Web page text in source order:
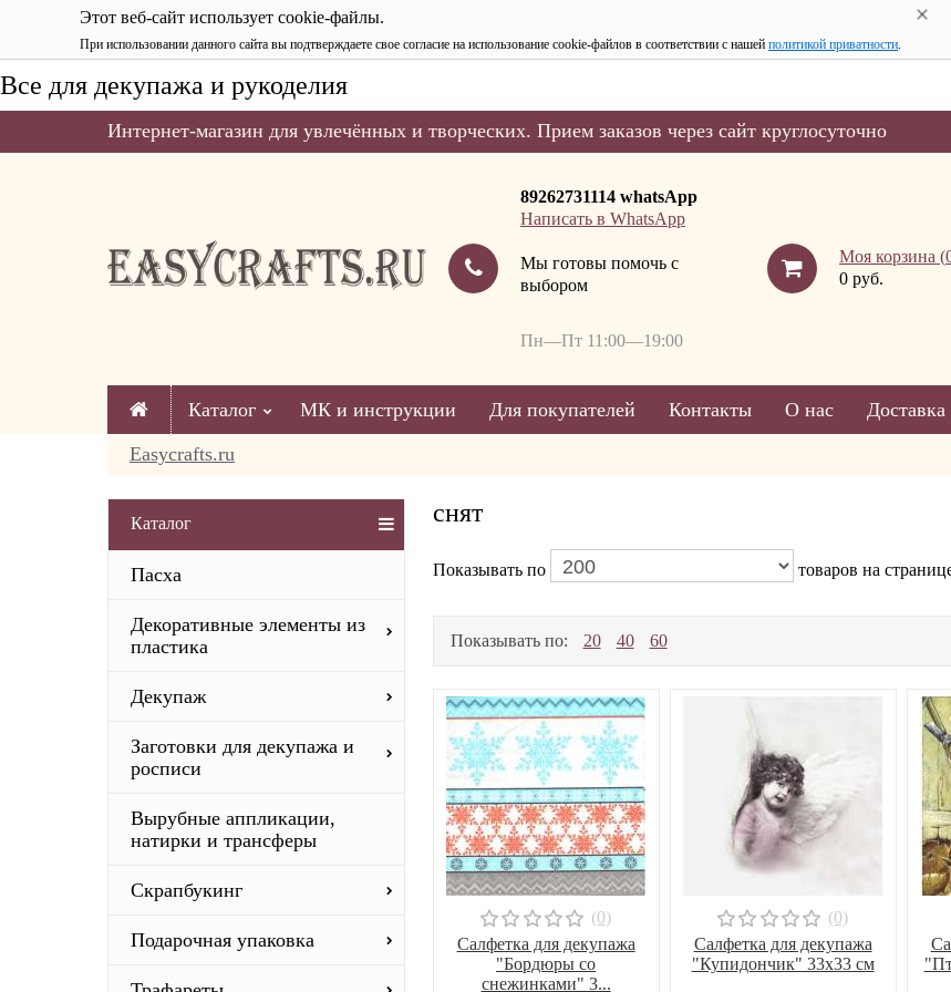
Этот веб-сайт использует cookie-файлы.
При использовании данного сайта вы подтверждаете свое согласие на использование cookie-файлов в соответствии с нашей политикой приватности.
Все для декупажа и рукоделия
Интернет-магазин для увлечённых и творческих. Прием заказов через сайт круглосуточно
89262731114 whatsApp
Написать в WhatsApp
Мы готовы помочь с
выбором
Пн—Пт 11:00—19:00
Моя корзина (
0 руб.
Каталог МК и инструкции Для покупателей Контакты О нас
Easycrafts.ru
Каталог
Пасха
Декоративные элементы из
пластика
Декупаж
Заготовки для декупажа и
росписи
Вырубные аппликации,
натирки и трансферы
Скрапбукинг
Подарочная упаковка
снят
Показывать по товаров на
Показывать по: 20 40 60
(0)
Салфетка для декупажа
"Бордюры со
снежинками" 3...
(0)
Салфетка для декупажа
"Купидончик" 33х33 см